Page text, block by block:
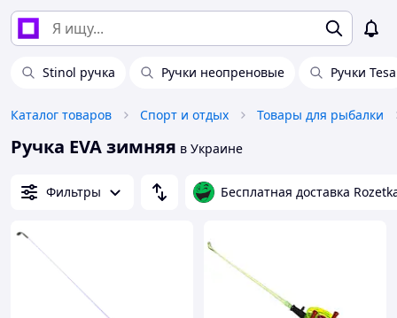
Stinol ручка Ручки неопреновые Ручки Tesa
Каталог товаров Спорт и отдых Товары для рыбалки
Ручка EVA зимняя в Украине
Фильтры Бесплатная доставка